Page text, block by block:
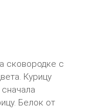
сковородке с
Курицу
Белок от